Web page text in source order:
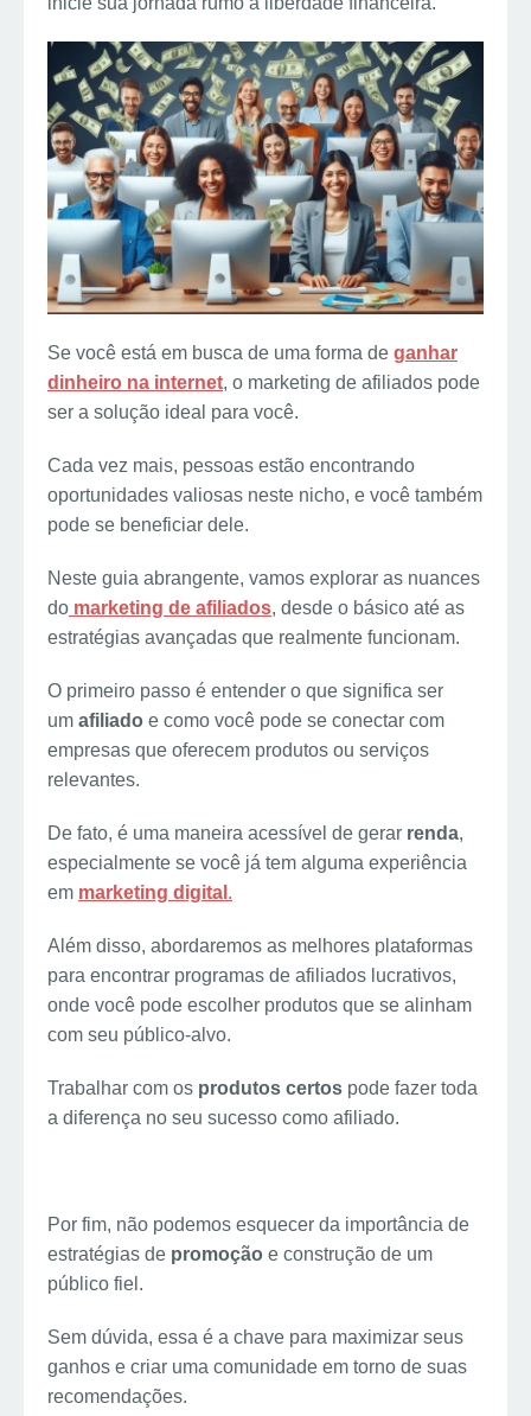
n
a
m
e
Se você está em busca de uma forma de ganhar
dinheiro na internet, o marketing de afiliados pode
ser a solução ideal para você.
Cada vez mais, pessoas estão encontrando
oportunidades valiosas neste nicho, e você também
pode se beneficiar dele.
Neste guia abrangente, vamos explorar as nuances
do marketing de afiliados, desde o básico até as
estratégias avançadas que realmente funcionam.
O primeiro passo é entender o que significa ser
um afiliado e como você pode se conectar com
empresas que oferecem produtos ou serviços
relevantes.
De fato, é uma maneira acessível de gerar renda,
especialmente se você já tem alguma experiência
em marketing digital .
Além disso, abordaremos as melhores plataformas
para encontrar programas de afiliados lucrativos,
onde você pode escolher produtos que se alinham
com seu público-alvo.
Trabalhar com os produtos certos pode fazer toda
a diferença no seu sucesso como afiliado.
Por fim, não podemos esquecer da importância de
estratégias de promoção e construção de um
público fiel.
Sem dúvida, essa é a chave para maximizar seus
ganhos e criar uma comunidade em torno de suas
recomendações.